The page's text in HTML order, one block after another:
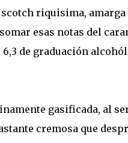
riquisima,
esas notas del
de graduación
gasificada, al
cremosa que